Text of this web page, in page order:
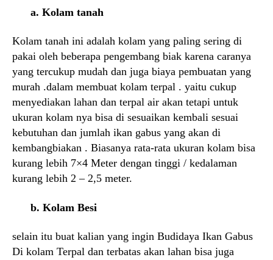
a. Kolam tanah
Kolam tanah ini adalah kolam yang paling sering di
pakai oleh beberapa pengembang biak karena caranya
yang tercukup mudah dan juga biaya pembuatan yang
murah .dalam membuat kolam terpal . yaitu cukup
menyediakan lahan dan terpal air akan tetapi untuk
ukuran kolam nya bisa di sesuaikan kembali sesuai
kebutuhan dan jumlah ikan gabus yang akan di
kembangbiakan . Biasanya rata-rata ukuran kolam bisa
kurang lebih 7×4 Meter dengan tinggi / kedalaman
kurang lebih 2 – 2,5 meter.
b. Kolam Besi
selain itu buat kalian yang ingin Budidaya Ikan Gabus
Di kolam Terpal dan terbatas akan lahan bisa juga